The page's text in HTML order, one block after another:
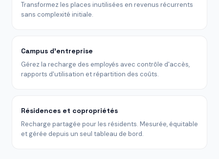
Transformez les places inutilisées en revenus récurrents
sans complexité initiale.
Campus d'entreprise
Gérez la recharge des employés avec contrôle d'accès,
rapports d'utilisation et répartition des coûts.
Résidences et copropriétés
Recharge partagée pour les résidents. Mesurée, équitable
et gérée depuis un seul tableau de bord.